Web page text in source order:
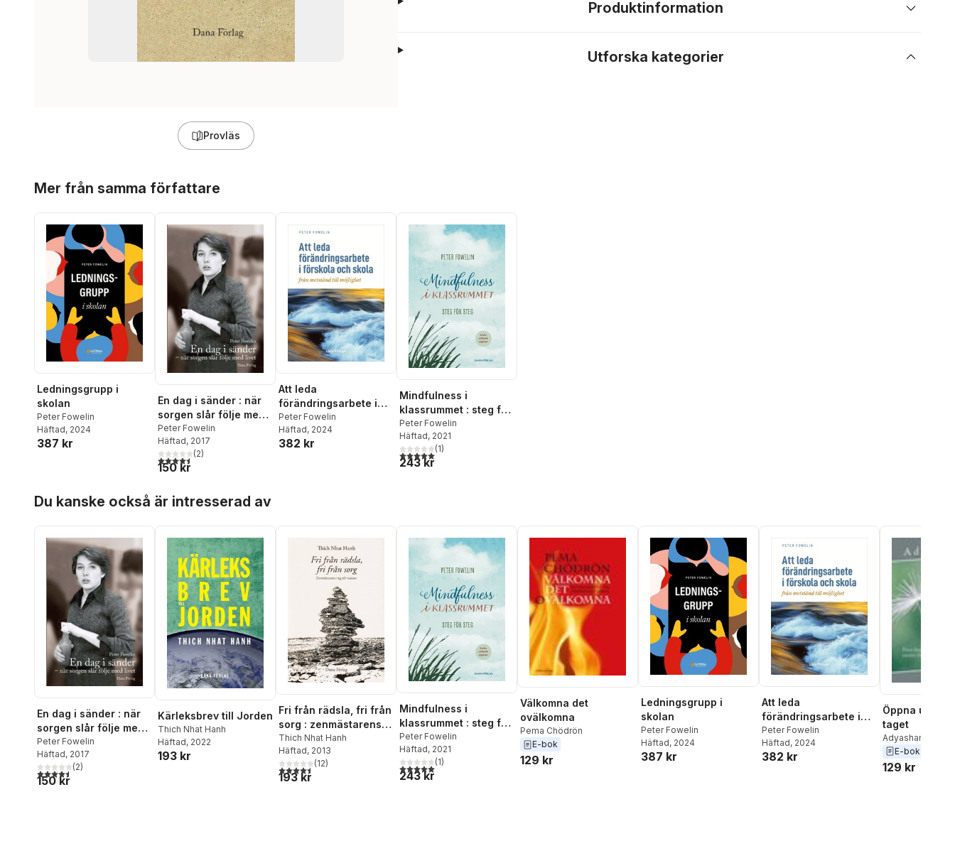
Provläs
Produktinformation
Utforska kategorier
Mer från samma författare
Ledningsgrupp i
skolan
Peter Fowelin
Häftad, 2024
387 kr
En dag i sänder : när
sorgen slår följe med
livet
Peter Fowelin
Häftad, 2017
4,5utav 5 stjärnor. Totalt antal röster:
(2)
150 kr
Att leda
förändringsarbete i
förskola och skola :
från motstånd till
möjlighet
Peter Fowelin
Häftad, 2024
382 kr
Mindfulness i
klassrummet : steg för
steg
Peter Fowelin
Häftad, 2021
5,0utav 5 stjärnor. Totalt antal röster:
(1)
243 kr
Du kanske också är intresserad av
En dag i sänder : när
sorgen slår följe med
livet
Peter Fowelin
Häftad, 2017
4,5utav 5 stjärnor. Totalt antal röster:
(2)
150 kr
Kärleksbrev till Jorden
Thich Nhat Hanh
Häftad, 2022
193 kr
Fri från rädsla, fri från
sorg : zenmästarens
väg till visdom
Thich Nhat Hanh
Häftad, 2013
4,5utav 5 stjärnor. Totalt antal röster:
(12)
193 kr
Mindfulness i
klassrummet : steg för
steg
Peter Fowelin
Häftad, 2021
5,0utav 5 stjärnor. Totalt antal röster:
(1)
243 kr
Välkomna det
ovälkomna
Pema Chödrön
E-bok
129 kr
Ledningsgrupp i
skolan
Peter Fowelin
Häftad, 2024
387 kr
Att leda
förändringsarbete i
förskola och skola :
från motstånd till
möjlighet
Peter Fowelin
Häftad, 2024
382 kr
Öppna upp,
taget
Adyashanti null
E-bok
129 kr